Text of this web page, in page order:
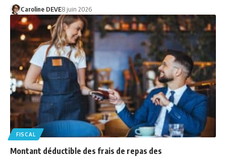
Caroline DEVE8 juin 2026
FISCAL
Montant déductible des frais de repas des